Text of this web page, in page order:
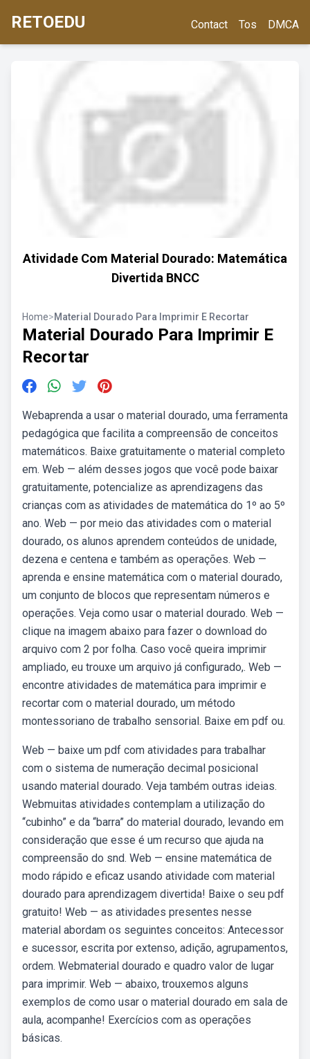
RETOEDU Contact Tos DMCA
Atividade Com Material Dourado: Matemática
Divertida BNCC
Home>Material Dourado Para Imprimir E Recortar
Material Dourado Para Imprimir E
Recortar
Webaprenda a usar o material dourado, uma ferramenta
pedagógica que facilita a compreensão de conceitos
matemáticos. Baixe gratuitamente o material completo
em. Web — além desses jogos que você pode baixar
gratuitamente, potencialize as aprendizagens das
crianças com as atividades de matemática do 1º ao 5º
ano. Web — por meio das atividades com o material
dourado, os alunos aprendem conteúdos de unidade,
dezena e centena e também as operações. Web —
aprenda e ensine matemática com o material dourado,
um conjunto de blocos que representam números e
operações. Veja como usar o material dourado. Web —
clique na imagem abaixo para fazer o download do
arquivo com 2 por folha. Caso você queira imprimir
ampliado, eu trouxe um arquivo já configurado,. Web —
encontre atividades de matemática para imprimir e
recortar com o material dourado, um método
montessoriano de trabalho sensorial. Baixe em pdf ou.
Web — baixe um pdf com atividades para trabalhar
com o sistema de numeração decimal posicional
usando material dourado. Veja também outras ideias.
Webmuitas atividades contemplam a utilização do
“cubinho” e da “barra” do material dourado, levando em
consideração que esse é um recurso que ajuda na
compreensão do snd. Web — ensine matemática de
modo rápido e eficaz usando atividade com material
dourado para aprendizagem divertida! Baixe o seu pdf
gratuito! Web — as atividades presentes nesse
material abordam os seguintes conceitos: Antecessor
e sucessor, escrita por extenso, adição, agrupamentos,
ordem. Webmaterial dourado e quadro valor de lugar
para imprimir. Web — abaixo, trouxemos alguns
exemplos de como usar o material dourado em sala de
aula, acompanhe! Exercícios com as operações
básicas.